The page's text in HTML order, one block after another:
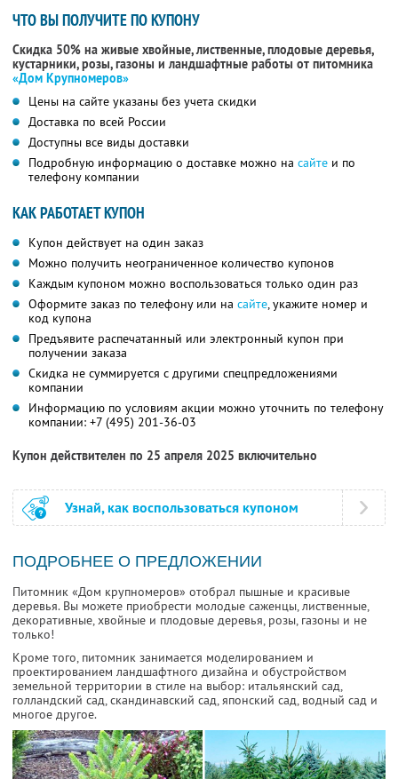
ЧТО ВЫ ПОЛУЧИТЕ ПО КУПОНУ
Скидка 50% на живые хвойные, лиственные, плодовые деревья,
кустарники, розы, газоны и ландшафтные работы от питомника
«Дом Крупномеров»
Цены на сайте указаны без учета скидки
Доставка по всей России
Доступны все виды доставки
Подробную информацию о доставке можно на сайте и по
телефону компании
КАК РАБОТАЕТ КУПОН
Купон действует на один заказ
Можно получить неограниченное количество купонов
Каждым купоном можно воспользоваться только один раз
Оформите заказ по телефону или на сайте, укажите номер и
код купона
Предъявите распечатанный или электронный купон при
получении заказа
Скидка не суммируется с другими спецпредложениями
компании
Информацию по условиям акции можно уточнить по телефону
компании: +7 (495) 201-36-03
Купон действителен по 25 апреля 2025 включительно
Узнай, как воспользоваться купоном
ПОДРОБНЕЕ О ПРЕДЛОЖЕНИИ
Питомник «Дом крупномеров» отобрал пышные и красивые
деревья. Вы можете приобрести молодые саженцы, лиственные,
декоративные, хвойные и плодовые деревья, розы, газоны и не
только!
Кроме того, питомник занимается моделированием и
проектированием ландшафтного дизайна и обустройством
земельной территории в стиле на выбор: итальянский сад,
голландский сад, скандинавский сад, японский сад, водный сад и
многое другое.